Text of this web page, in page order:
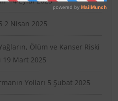
2 Nisan 2025
Ölüm ve Kanser Riski
19 Mart 2025
Yolları 5 Şubat 2025